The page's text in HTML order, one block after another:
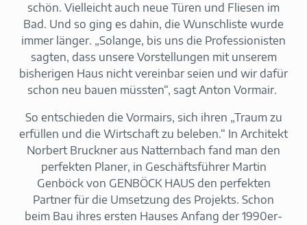
schön. Vielleicht auch neue Türen und Fliesen im
Bad. Und so ging es dahin, die Wunschliste wurde
immer länger. „Solange, bis uns die Professionisten
sagten, dass unsere Vorstellungen mit unserem
bisherigen Haus nicht vereinbar seien und wir dafür
schon neu bauen müssten“, sagt Anton Vormair.
So entschieden die Vormairs, sich ihren „Traum zu
erfüllen und die Wirtschaft zu beleben.“ In Architekt
Norbert Bruckner aus Natternbach fand man den
perfekten Planer, in Geschäftsführer Martin
Genböck von GENBÖCK HAUS den perfekten
Partner für die Umsetzung des Projekts. Schon
beim Bau ihres ersten Hauses Anfang der 1990er-